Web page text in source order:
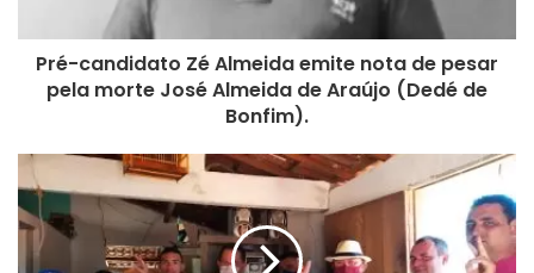
Pré-candidato Zé Almeida emite nota de pesar
pela morte José Almeida de Araújo (Dedé de
Bonfim).